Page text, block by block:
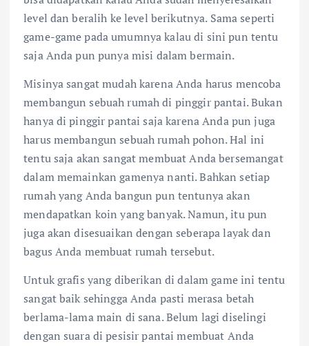
level dan beralih ke level berikutnya. Sama seperti
game-game pada umumnya kalau di sini pun tentu
saja Anda pun punya misi dalam bermain.
Misinya sangat mudah karena Anda harus mencoba
membangun sebuah rumah di pinggir pantai. Bukan
hanya di pinggir pantai saja karena Anda pun juga
harus membangun sebuah rumah pohon. Hal ini
tentu saja akan sangat membuat Anda bersemangat
dalam memainkan gamenya nanti. Bahkan setiap
rumah yang Anda bangun pun tentunya akan
mendapatkan koin yang banyak. Namun, itu pun
juga akan disesuaikan dengan seberapa layak dan
bagus Anda membuat rumah tersebut.
Untuk grafis yang diberikan di dalam game ini tentu
sangat baik sehingga Anda pasti merasa betah
berlama-lama main di sana. Belum lagi diselingi
dengan suara di pesisir pantai membuat Anda